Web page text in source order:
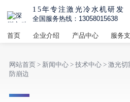
15年专注激光冷水机研发
全国服务热线：13058015638
首页 企业介绍 产品中心 服务
网站首页> 新闻中心> 技术中心> 激光切
防崩边